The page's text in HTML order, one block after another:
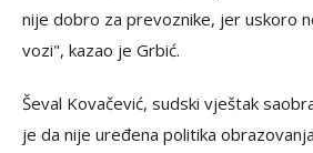
nije dobro za prevoznike, jer uskoro
vozi", kazao je Grbić.
Ševal Kovačević, sudski vještak
je da nije uređena politika